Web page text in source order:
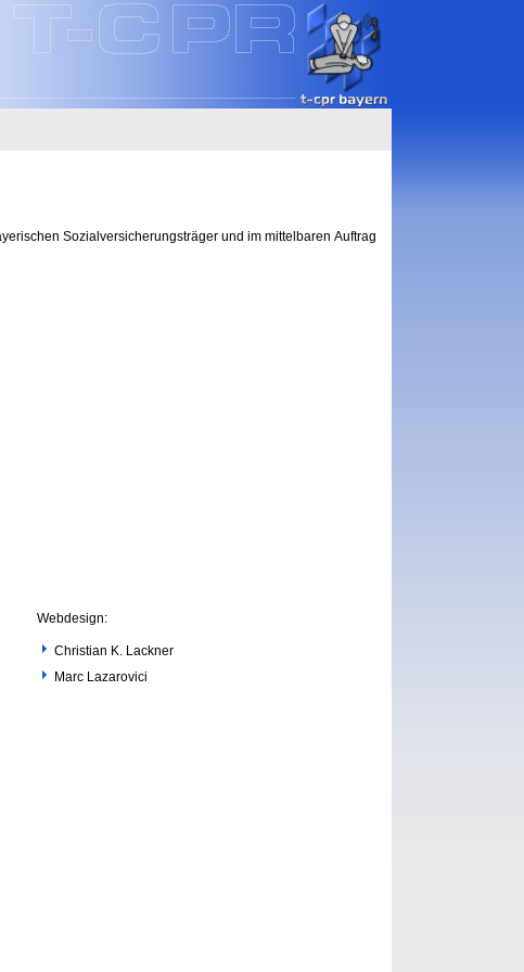
Sozialversicherungsträger und im mittelbaren Auftrag
Webdesign:
Christian K. Lackner
Marc Lazarovici